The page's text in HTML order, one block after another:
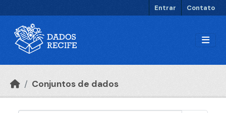
Entrar Contato
Conjuntos de dados